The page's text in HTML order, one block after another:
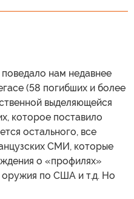
нам недавнее
(58 погибших и более
выделяющейся
которое поставило
остального, все
СМИ, которые
о «профилях»
по США и т.д. Но